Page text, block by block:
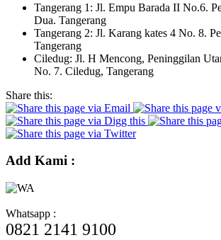
Tangerang 1: Jl. Empu Barada II No.6.
Dua. Tangerang
Tangerang 2: Jl. Karang kates 4 No. 8.
Tangerang
Ciledug: Jl. H Mencong, Peninggilan
No. 7. Ciledug, Tangerang
Share this:
Add Kami :
Whatsapp :
0821 2141 9100